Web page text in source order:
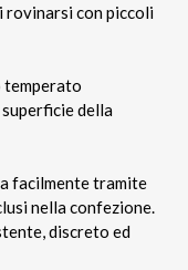
rovinarsi con piccoli
temperato
della
facilmente tramite
nella confezione.
discreto ed